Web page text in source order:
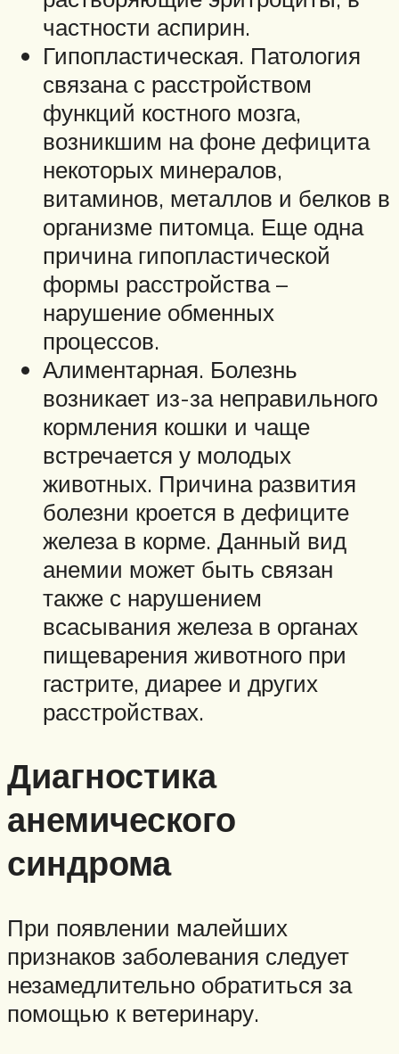
частности аспирин.
Гипопластическая. Патология
связана с расстройством
функций костного мозга,
возникшим на фоне дефицита
некоторых минералов,
витаминов, металлов и белков в
организме питомца. Еще одна
причина гипопластической
формы расстройства –
нарушение обменных
процессов.
Алиментарная. Болезнь
возникает из-за неправильного
кормления кошки и чаще
встречается у молодых
животных. Причина развития
болезни кроется в дефиците
железа в корме. Данный вид
анемии может быть связан
также с нарушением
всасывания железа в органах
пищеварения животного при
гастрите, диарее и других
расстройствах.
Диагностика
анемического
синдрома
При появлении малейших
признаков заболевания следует
незамедлительно обратиться за
помощью к ветеринару.